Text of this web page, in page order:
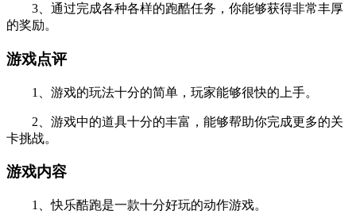
3、通过完成各种各样的跑酷任务，你能够获得非常丰厚
的奖励。
游戏点评
1、游戏的玩法十分的简单，玩家能够很快的上手。
2、游戏中的道具十分的丰富，能够帮助你完成更多的关
卡挑战。
游戏内容
1、快乐酷跑是一款十分好玩的动作游戏。